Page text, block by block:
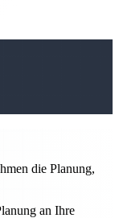
die Planung,
an Ihre